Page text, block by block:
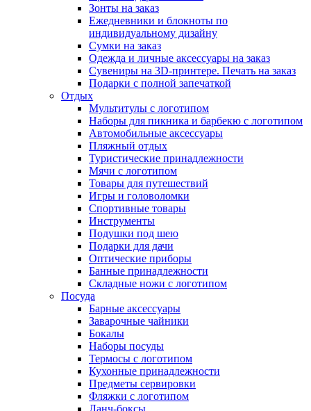
Зонты на заказ
Ежедневники и блокноты по
индивидуальному дизайну
Сумки на заказ
Одежда и личные аксессуары на заказ
Сувениры на 3D-принтере. Печать на заказ
Подарки с полной запечаткой
Отдых
Мультитулы с логотипом
Наборы для пикника и барбекю с логотипом
Автомобильные аксессуары
Пляжный отдых
Туристические принадлежности
Мячи с логотипом
Товары для путешествий
Игры и головоломки
Спортивные товары
Инструменты
Подушки под шею
Подарки для дачи
Оптические приборы
Банные принадлежности
Складные ножи с логотипом
Посуда
Барные аксессуары
Заварочные чайники
Бокалы
Наборы посуды
Термосы с логотипом
Кухонные принадлежности
Предметы сервировки
Фляжки с логотипом
Ланч-боксы